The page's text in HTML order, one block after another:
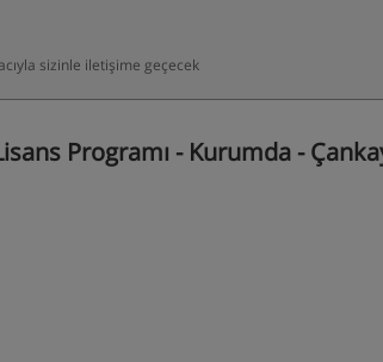
sizinle iletişime geçecek
Programı - Kurumda -